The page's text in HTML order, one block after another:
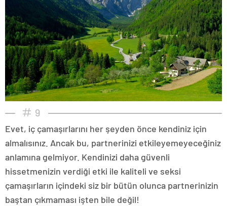
9
Evet, iç çamaşırlarını her şeyden önce kendiniz için
almalısınız. Ancak bu, partnerinizi etkileyemeyeceğiniz
anlamına gelmiyor. Kendinizi daha güvenli
hissetmenizin verdiği etki ile kaliteli ve seksi
çamaşırların içindeki siz bir bütün olunca partnerinizin
baştan çıkmaması işten bile değil!